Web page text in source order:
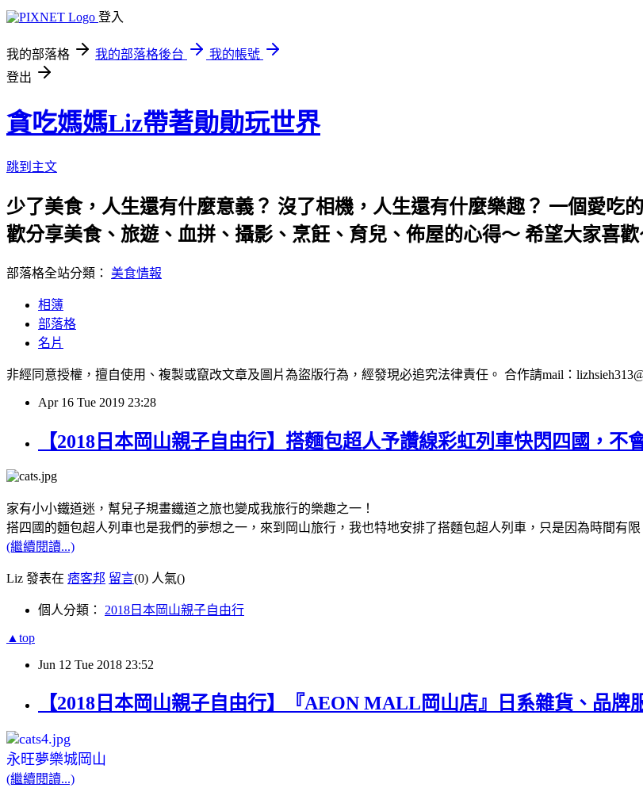
登入
我的部落格 我的部落格後台
我的帳號
登出
貪吃媽媽Liz帶著勛勛玩世界
跳到主文
少了美食，人生還有什麼意義？ 沒了相機，人生還有什麼樂趣？ 一個愛吃
歡分享美食、旅遊、血拼、攝影、烹飪、育兒、佈屋的心得～ 希望大家喜
部落格全站分類： 美食情報
相簿
部落格
名片
非經同意授權，擅自使用、複製或竄改文章及圖片為盜版行為，經發現必追究法律責任。 合作請mail：
Apr 16 Tue 2019 23:28
【2018日本岡山親子自由行】搭麵包超人予讚線彩虹列車快閃四國，不
家有小小鐵道迷，幫兒子規畫鐵道之旅也變成我旅行的樂趣之一！
搭四國的麵包超人列車也是我們的夢想之一，來到岡山旅行，我也特地安排了搭麵包超人列車，只是因為時間有
(繼續閱讀...)
Liz 發表在 痞客邦 留言(0) 人氣()
個人分類： 2018日本岡山親子自由行
▲top
Jun 12 Tue 2018 23:52
【2018日本岡山親子自由行】『AEON MALL岡山店』日系雜貨、品牌
永旺夢樂城岡山
(繼續閱讀...)